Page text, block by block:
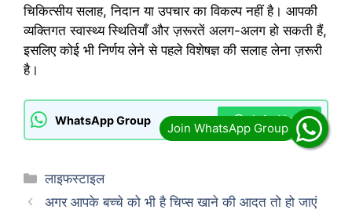
चिकित्सीय सलाह, निदान या उपचार का विकल्प नहीं है। आपकी
व्यक्तिगत स्वास्थ्य स्थितियाँ और ज़रूरतें अलग-अलग हो सकती हैं,
इसलिए कोई भी निर्णय लेने से पहले विशेषज्ञ की सलाह लेना ज़रूरी
है।
WhatsApp Group Join Now
Categories
लाइफस्टाइल
अगर आपके बच्चे को भी है चिप्स खाने की आदत तो हो जाएं